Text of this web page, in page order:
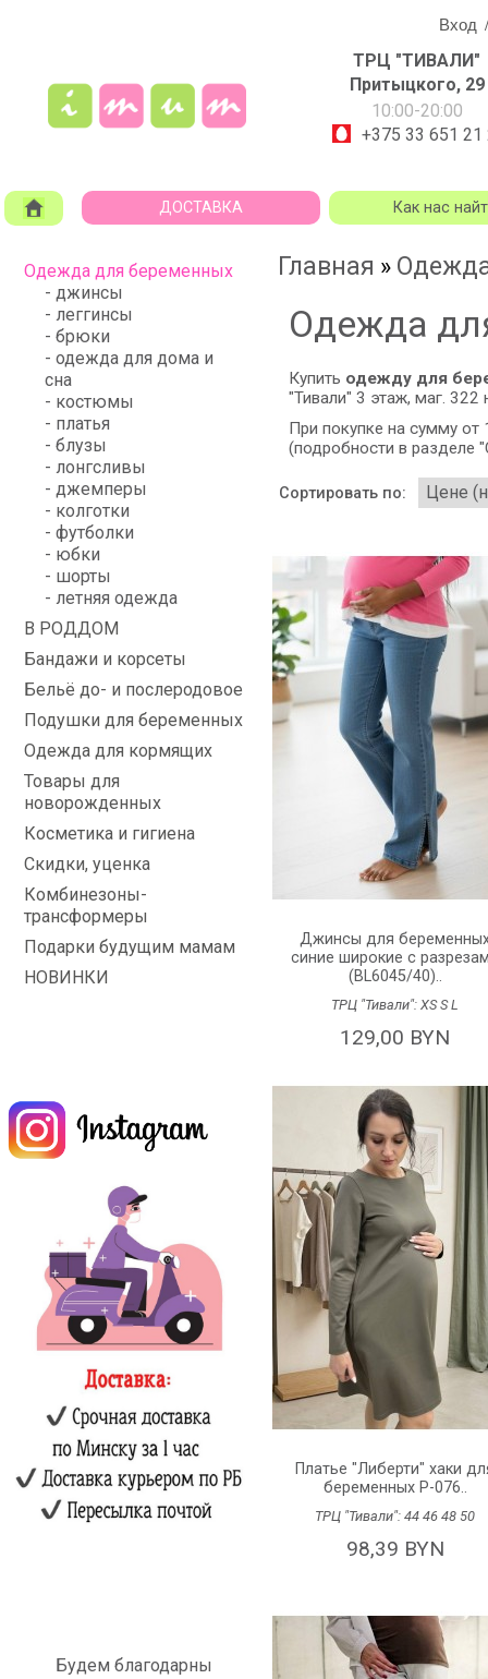
Вход
ТРЦ "ТИВАЛИ"
Притыцкого, 29
10:00-20:00
+375 33 651 21
ДОСТАВКА Как нас
Одежда для беременных
- джинсы
- леггинсы
- брюки
- одежда для дома и
сна
- костюмы
- платья
- блузы
- лонгсливы
- джемперы
- колготки
- футболки
- юбки
- шорты
- летняя одежда
В РОДДОМ
Бандажи и корсеты
Бельё до- и послеродовое
Подушки для беременных
Одежда для кормящих
Товары для
новорожденных
Косметика и гигиена
Скидки, уценка
Комбинезоны-
трансформеры
Подарки будущим мамам
НОВИНКИ
Будем благодарны
Главная »
Одежда
Купить одежду для
"Тивали" 3 этаж, маг. 322
При покупке на сумму от
(подробности в разделе
Сортировать по:
Джинсы для
синие широкие с
(BL6045/40)..
ТРЦ "Тивали":XSSL
129,00 BYN
Платье "Либерти" хаки
беременных P-076..
ТРЦ "Тивали":444648 50
98,39 BYN